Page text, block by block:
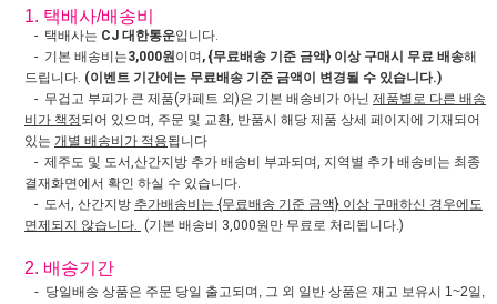
1. 택배사/배송비
- 택배사는 CJ 대한통운입니다.
- 기본 배송비는3,000원이며 , {무료배송 기준 금액} 이상 구매시 무료 배송해
드립니다. (이벤트 기간에는 무료배송 기준 금액이 변경될 수 있습니다.)
- 무겁고 부피가 큰 제품(카페트 외)은 기본 배송비가 아닌 제품별로 다른 배송
비가 책정되어 있으며, 주문 및 교환, 반품시 해당 제품 상세 페이지에 기재되어
있는 개별 배송비가 적용됩니다
- 제주도 및 도서,산간지방 추가 배송비 부과되며, 지역별 추가 배송비는 최종
결재화면에서 확인 하실 수 있습니다.
- 도서, 산간지방 추가배송비는 {무료배송 기준 금액} 이상 구매하신 경우에도
면제되지 않습니다. (기본 배송비 3,000원만 무료로 처리됩니다.)
2. 배송기간
- 당일배송 상품은 주문 당일 출고되며, 그 외 일반 상품은 재고 보유시 1~2일,